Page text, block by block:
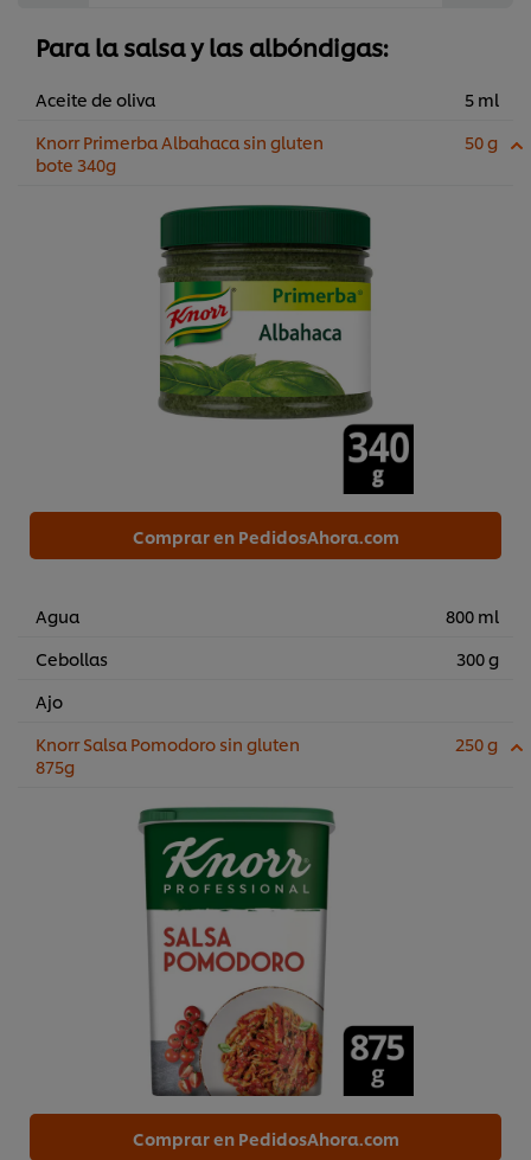
Para la salsa y las albóndigas:
Aceite de oliva
5 ml
Knorr Primerba Albahaca sin gluten
bote 340g
50 g
Comprar en PedidosAhora.com
Agua
800 ml
Cebollas
300 g
Ajo
Knorr Salsa Pomodoro sin gluten
875g
250 g
Comprar en PedidosAhora.com